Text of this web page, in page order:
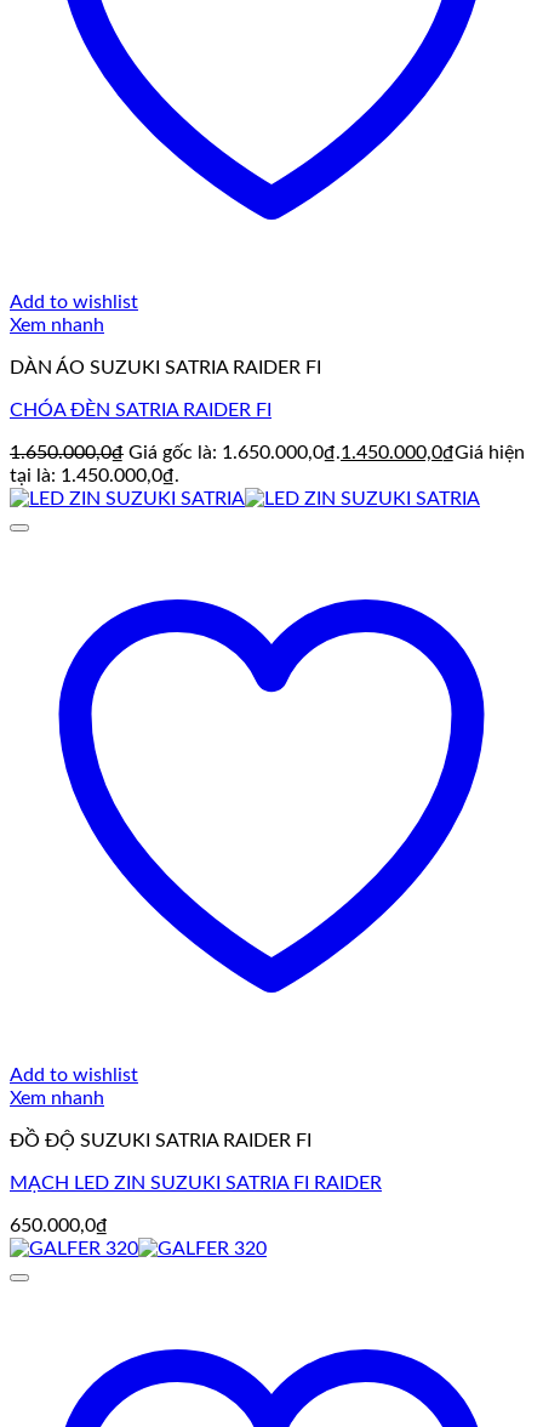
Add to wishlist
Xem nhanh
DÀN ÁO SUZUKI SATRIA RAIDER FI
CHÓA ĐÈN SATRIA RAIDER FI
1.650.000,0₫ Giá gốc là: 1.650.000,0₫.1.450.000,0₫Giá hiện
tại là: 1.450.000,0₫.
Add to wishlist
Xem nhanh
ĐỒ ĐỘ SUZUKI SATRIA RAIDER FI
MẠCH LED ZIN SUZUKI SATRIA FI RAIDER
650.000,0₫